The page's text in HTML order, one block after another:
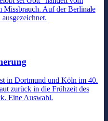
Missbrauch. Auf der Berlinale
in Dortmund und Köln im 40.
zurück in die Frühzeit des
Eine Auswahl.